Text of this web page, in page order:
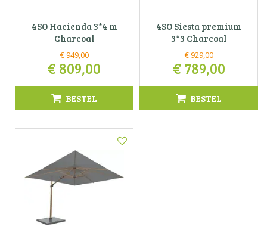
4SO Hacienda 3*4 m
Charcoal
€949,00
€ 809,00
BESTEL
4SO Siesta premium
3*3 Charcoal
€929,00
€ 789,00
BESTEL